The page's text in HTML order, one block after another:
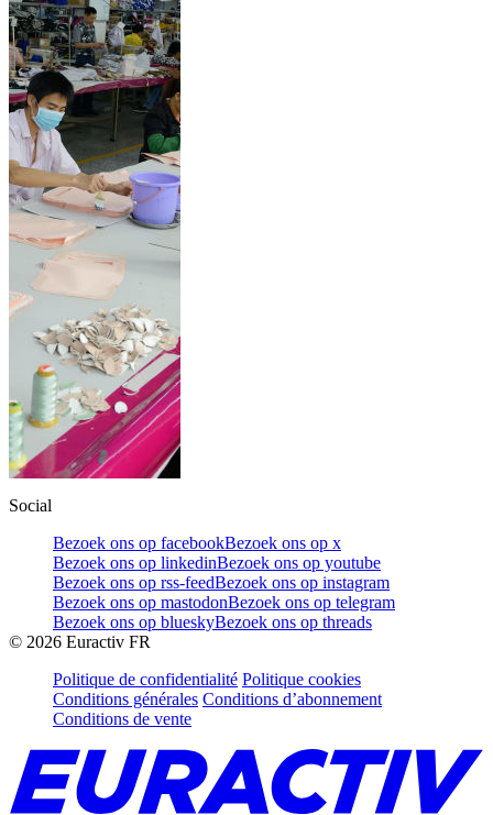
Social
Bezoek ons op facebookBezoek ons op x
Bezoek ons op linkedinBezoek ons op youtube
Bezoek ons op rss-feedBezoek ons op instagram
Bezoek ons op mastodonBezoek ons op telegram
Bezoek ons op blueskyBezoek ons op threads
© 2026 Euractiv FR
Politique de confidentialité Politique cookies
Conditions générales Conditions d’abonnement
Conditions de vente